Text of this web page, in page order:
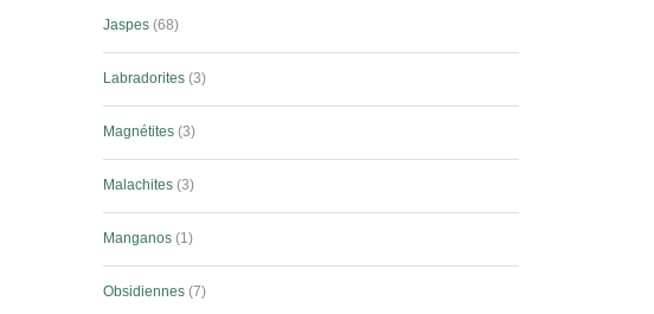
Jaspes 68
Labradorites 3
Magnétites 3
Malachites 3
Manganos 1
Obsidiennes 7